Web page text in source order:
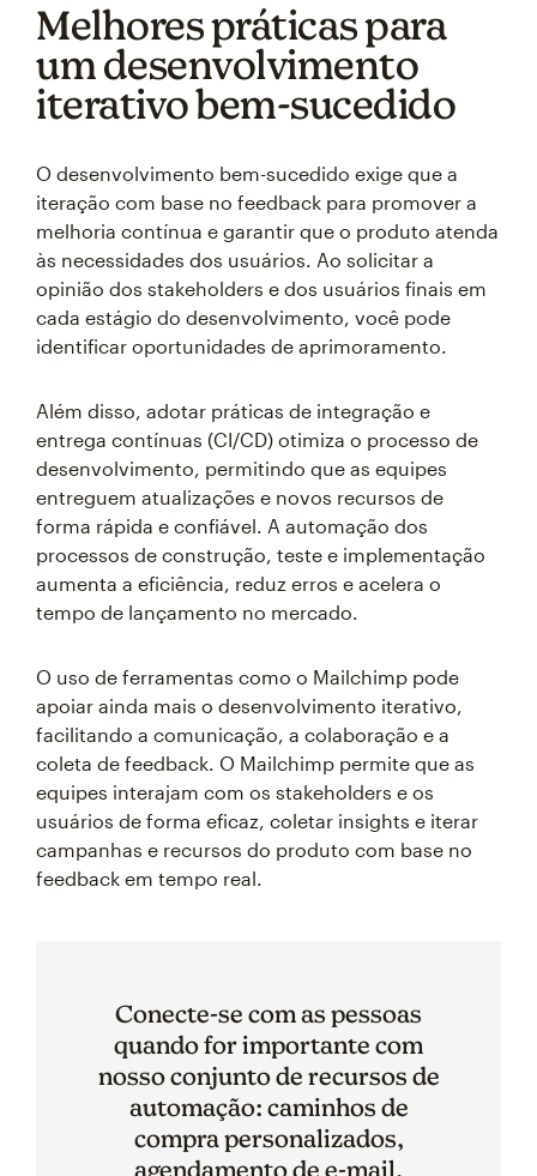
Melhores práticas para
um desenvolvimento
iterativo bem-sucedido
O desenvolvimento bem-sucedido exige que a
iteração com base no feedback para promover a
melhoria contínua e garantir que o produto atenda
às necessidades dos usuários. Ao solicitar a
opinião dos stakeholders e dos usuários finais em
cada estágio do desenvolvimento, você pode
identificar oportunidades de aprimoramento.
Além disso, adotar práticas de integração e
entrega contínuas (CI/CD) otimiza o processo de
desenvolvimento, permitindo que as equipes
entreguem atualizações e novos recursos de
forma rápida e confiável. A automação dos
processos de construção, teste e implementação
aumenta a eficiência, reduz erros e acelera o
tempo de lançamento no mercado.
O uso de ferramentas como o Mailchimp pode
apoiar ainda mais o desenvolvimento iterativo,
facilitando a comunicação, a colaboração e a
coleta de feedback. O Mailchimp permite que as
equipes interajam com os stakeholders e os
usuários de forma eficaz, coletar insights e iterar
campanhas e recursos do produto com base no
feedback em tempo real.
Conecte-se com as pessoas
quando for importante com
nosso conjunto de recursos de
automação: caminhos de
compra personalizados,
agendamento de e-mail,